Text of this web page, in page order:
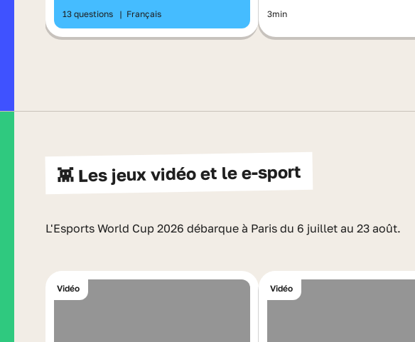
13 questions | Français 3min
👾 Les jeux vidéo et le e-sport
L'Esports World Cup 2026 débarque à Paris du 6 juillet au 23 août.
Vidéo Vidéo